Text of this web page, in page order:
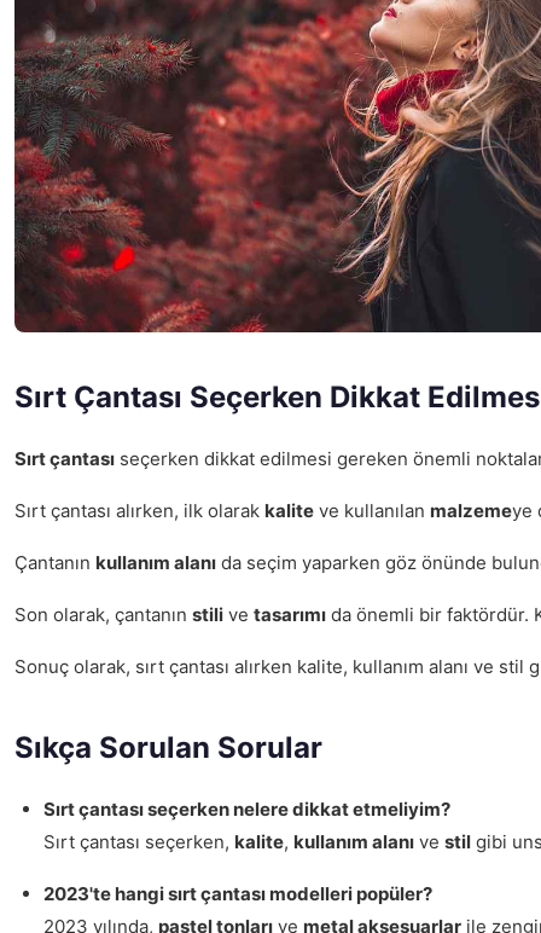
Sırt Çantası Seçerken Dikkat
Sırt çantası seçerken dikkat edilmesi gereken önemli
Sırt çantası alırken, ilk olarak kalite ve kullanılan malzemeye
Çantanın kullanım alanı da seçim yaparken göz önünde
Son olarak, çantanın stili ve tasarımı da önemli bir faktördür.
Sonuç olarak, sırt çantası alırken kalite, kullanım alanı ve
Sıkça Sorulan Sorular
Sırt çantası seçerken nelere dikkat etmeliyim?
Sırt çantası seçerken, kalite, kullanım alanı ve stil gibi
2023'te hangi sırt çantası modelleri popüler?
2023 yılında, pastel tonları ve metal aksesuarlar ile